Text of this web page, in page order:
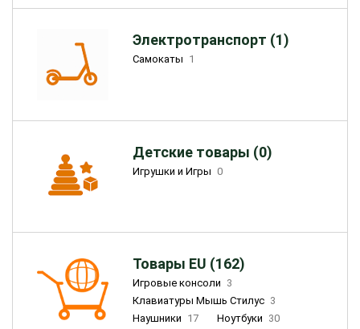
Электротранспорт (1)
Самокаты 1
Детские товары (0)
Игрушки и Игры 0
Товары EU (162)
Игровые консоли 3
Клавиатуры Мышь Стилус 3
Наушники 17 Ноутбуки 30